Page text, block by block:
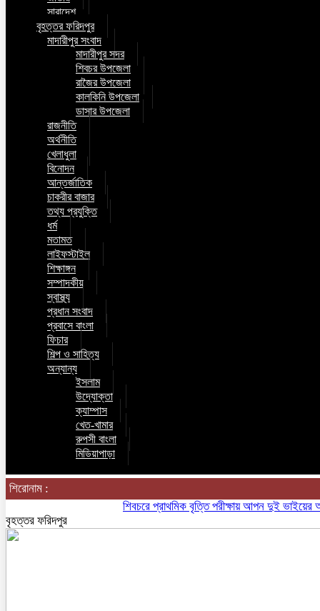
সারাদেশ
বৃহত্তর ফরিদপুর
মাদারীপুর সংবাদ
মাদারীপুর সদর
শিবচর উপজেলা
রাজৈর উপজেলা
কালকিনি উপজেলা
ডাসার উপজেলা
রাজনীতি
অর্থনীতি
খেলাধুলা
বিনোদন
আন্তর্জাতিক
চাকরীর বাজার
তথ্য প্রযুক্তি
ধর্ম
মতামত
লাইফস্টাইল
শিক্ষাঙ্গন
সম্পাদকীয়
স্বাস্থ্য
প্রধান সংবাদ
প্রবাসে বাংলা
ফিচার
শিল্প ও সাহিত্য
অন্যান্য
ইসলাম
উদ্যোক্তা
ক্যাম্পাস
খেত-খামার
রুপসী বাংলা
মিডিয়াপাড়া
শিরোনাম :
শিবচরে প্রাথমিক বৃত্তি পরীক্ষায় আপন দুই ভাইয়ের অনন্য
বৃহত্তর ফরিদপুর